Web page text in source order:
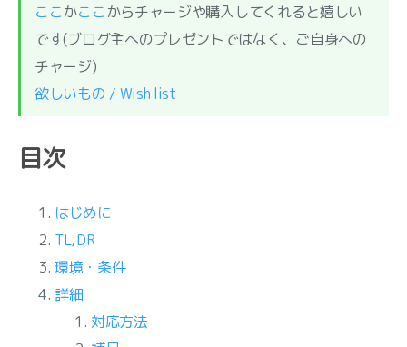
ここかここ からチャージや購入してくれると嬉しい
です(ブログ主へのプレゼントではなく、ご自身への
チャージ)
欲しいもの / Wish list
目次
はじめに
TL;DR
環境・条件
詳細
対応方法